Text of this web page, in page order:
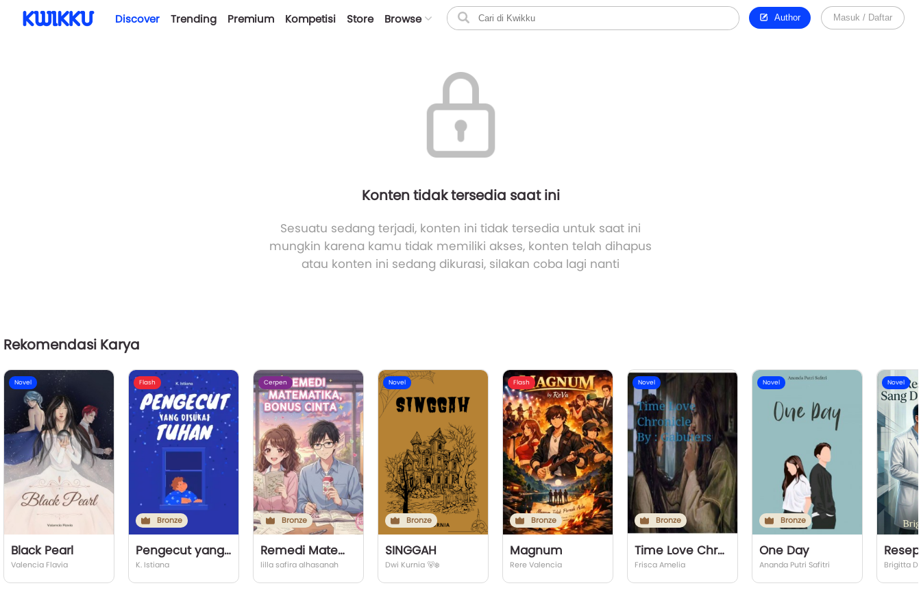
Discover Trending Premium Kompetisi Store Browse Author Masuk / Daftar
Konten tidak tersedia saat ini
Sesuatu sedang terjadi, konten ini tidak tersedia untuk saat ini
mungkin karena kamu tidak memiliki akses, konten telah dihapus
atau konten ini sedang dikurasi, silakan coba lagi nanti
Rekomendasi Karya
Novel
Black Pearl
Valencia Flavia
Flash
Bronze
Pengecut yang disukai Tuhan
K. Istiana
Cerpen
Bronze
Remedi Matematika Bonus Cinta
lilla safira alhasanah
Novel
Bronze
SINGGAH
Dwi Kurnia 🐻‍❄️
Flash
Bronze
Magnum
Rere Valencia
Novel
Bronze
Time Love Chronicle
Frisca Amelia
Novel
Bronze
One Day
Ananda Putri Safitri
Novel
Brigitta